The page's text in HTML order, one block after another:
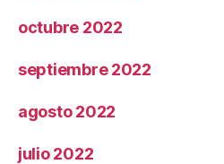
octubre 2022
septiembre 2022
agosto 2022
julio 2022